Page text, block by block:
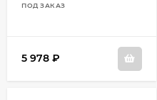
ПОД ЗАКАЗ
5 978 ₽